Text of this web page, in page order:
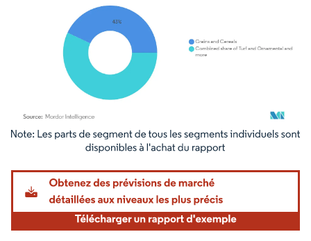
Image © Mordor Intelligence. La réutilisation nécessite une attribution sous CC BY